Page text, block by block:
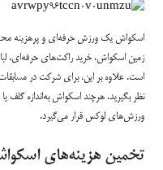
اسکواش یک ورزش حرفه‌ای و پرهزینه
زمین اسکواش، خرید راکت‌های
است. علاوه بر این، برای شرکت در
نظر بگیرید. هرچند اسکواش به‌اندازه گلف
ورزش‌های لوکس قرار می‌گیرد.
تخمین هزینه‌های